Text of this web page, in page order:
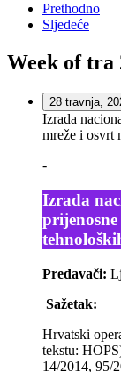
Prethodno
Sljedeće
Week of tra
28 travnja,
Izrada
mreže i osvrt
-
Izrada
Predavači:
Sažetak:
Hrvatski
tekstu:
14/2014, 95/